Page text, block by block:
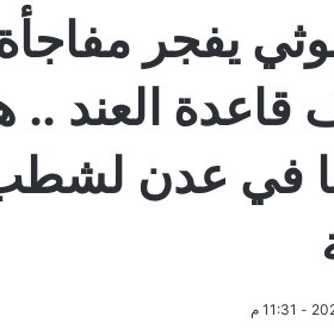
يفجر
قاعدة العند ..
في عدن لشطب